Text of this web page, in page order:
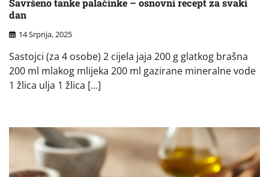
dan
14 Srpnja, 2025
Sastojci (za 4 osobe) 2 cijela jaja 200 g glatkog brašna
200 ml mlakog mlijeka 200 ml gazirane mineralne vode
1 žlica ulja 1 žlica […]